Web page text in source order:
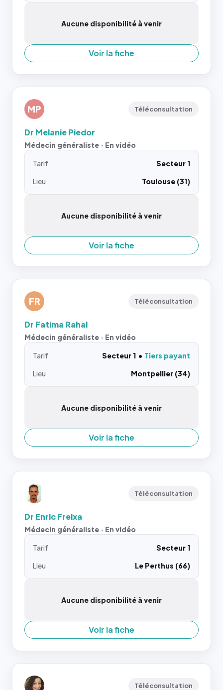
Aucune disponibilité à venir
Voir la fiche
MP Téléconsultation
Dr Melanie Piedor
Médecin généraliste · En vidéo
Tarif
Secteur 1
Lieu
Toulouse (31)
Aucune disponibilité à venir
Voir la fiche
FR Téléconsultation
Dr Fatima Rahal
Médecin généraliste · En vidéo
Tarif Secteur 1
Tiers payant
Lieu
Montpellier (34)
Aucune disponibilité à venir
Voir la fiche
Téléconsultation
Dr Enric Freixa
Médecin généraliste · En vidéo
Tarif
Secteur 1
Lieu
Le Perthus (66)
Aucune disponibilité à venir
Voir la fiche
Téléconsultation